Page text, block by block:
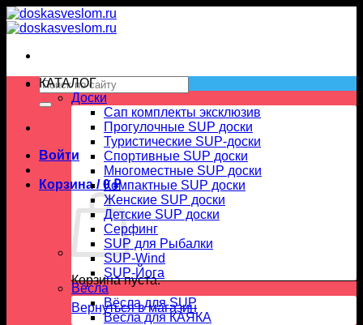
Skip
to
Искать:
Войти
Корзина /0₽
Корзина пуста.
Вернуться в магазин
КАТАЛОГ
Доски
Сап комплекты эксклюзив
Прогулочные SUP доски
Туристические SUP-доски
Спортивные SUP доски
Многоместные SUP доски
Компактные SUP доски
Женские SUP доски
Детские SUP доски
Серфинг
SUP для Рыбалки
SUP-Wind
SUP-Йога
Вёсла
Вёсла для SUP
Весла для КАЯКА